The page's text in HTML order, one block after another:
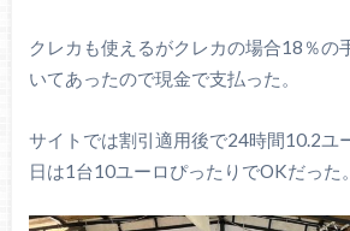
クレカも使えるがクレカの場合18％の
いてあったので現金で支払った。
サイトでは割引適用後で24時間10.2ユ
日は1台10ユーロぴったりでOKだった。